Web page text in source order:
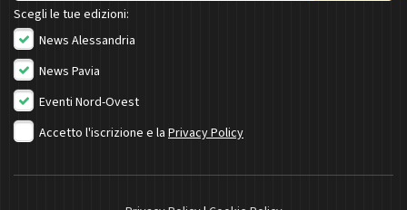
Scegli le tue edizioni:
News Alessandria
News Pavia
Eventi Nord-Ovest
Accetto l'iscrizione e la Privacy Policy